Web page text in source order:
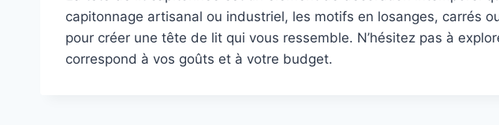
capitonnage artisanal ou industriel, les motifs en losanges, carrés
pour créer une tête de lit qui vous ressemble. N’hésitez pas à
correspond à vos goûts et à votre budget.